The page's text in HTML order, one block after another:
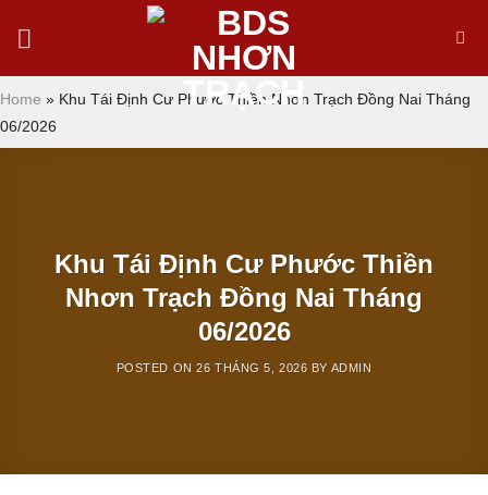
Home » Khu Tái Định Cư Phước Thiền Nhơn Trạch Đồng Nai Tháng
06/2026
Khu Tái Định Cư Phước Thiền
Nhơn Trạch Đồng Nai Tháng
06/2026
POSTED ON26 THÁNG 5, 2026 BY ADMIN